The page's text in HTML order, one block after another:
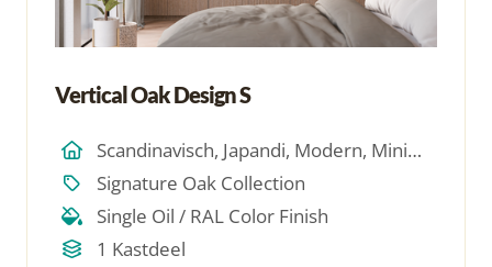
Vertical Oak Design S
Scandinavisch, Japandi, Modern, Minimalistich
Signature Oak Collection
Single Oil / RAL Color Finish
1 Kastdeel